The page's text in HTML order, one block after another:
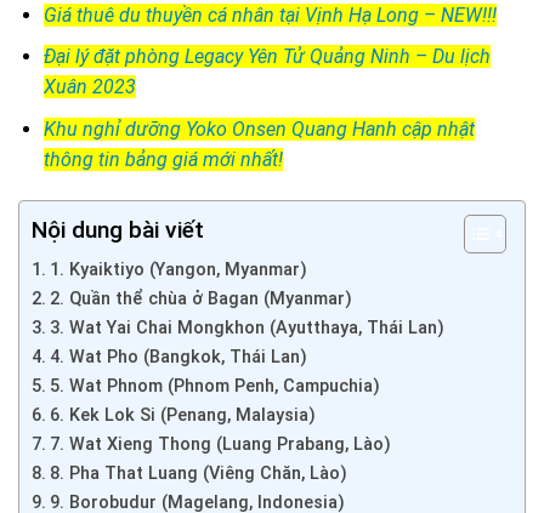
Giá thuê du thuyền cá nhân tại Vịnh Hạ Long – NEW!!!
Đại lý đặt phòng Legacy Yên Tử Quảng Ninh – Du lịch
Xuân 2023
Khu nghỉ dưỡng Yoko Onsen Quang Hanh cập nhật
thông tin bảng giá mới nhất!
Nội dung bài viết
1. Kyaiktiyo (Yangon, Myanmar)
2. Quần thể chùa ở Bagan (Myanmar)
3. Wat Yai Chai Mongkhon (Ayutthaya, Thái Lan)
4. Wat Pho (Bangkok, Thái Lan)
5. Wat Phnom (Phnom Penh, Campuchia)
6. Kek Lok Si (Penang, Malaysia)
7. Wat Xieng Thong (Luang Prabang, Lào)
8. Pha That Luang (Viêng Chăn, Lào)
9. Borobudur (Magelang, Indonesia)